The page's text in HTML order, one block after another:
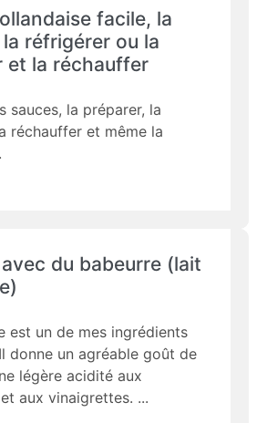
facile, la
réfrigérer ou la
et la réchauffer
sauces, la préparer, la
réchauffer et même la
du babeurre (lait
est un de mes ingrédients
donne un agréable goût de
légère acidité aux
aux vinaigrettes.